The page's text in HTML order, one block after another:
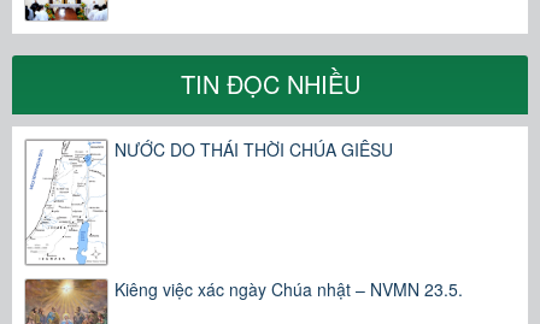
TIN ĐỌC NHIỀU
NƯỚC DO THÁI THỜI CHÚA GIÊSU
Kiêng việc xác ngày Chúa nhật – NVMN 23.5.